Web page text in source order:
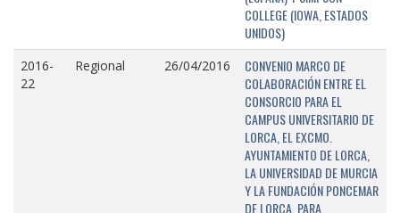
COLLEGE (IOWA, ESTADOS
UNIDOS)
2016-
22
Regional 26/04/2016
CONVENIO MARCO DE
COLABORACIÓN ENTRE EL
CONSORCIO PARA EL
CAMPUS UNIVERSITARIO DE
LORCA, EL EXCMO.
AYUNTAMIENTO DE LORCA,
LA UNIVERSIDAD DE MURCIA
Y LA FUNDACIÓN PONCEMAR
DE LORCA, PARA